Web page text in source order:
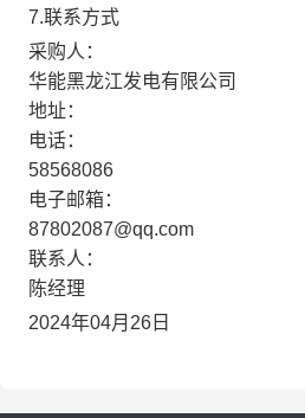
7.联系方式
采购人：
华能黑龙江发电有限公司
地址：
电话：
58568086
电子邮箱：
87802087@qq.com
联系人：
陈经理
2024年04月26日